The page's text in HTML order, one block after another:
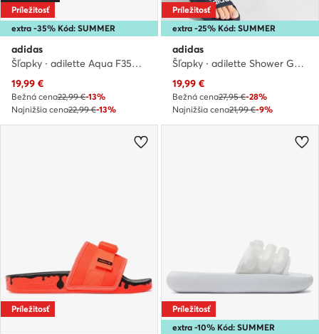
extra -35% Kód: SUMMER
Príležitosť
adidas
Šľapky · adilette Aqua F35550 · Čierna
Aktuálna cena
19,99 €
Bežná cena22,99 €-13%
Najnižšia cena22,99 €-13%
extra -25% Kód: SUMMER
Príležitosť
adidas
Šľapky · adilette Shower GZ3774 · Tmavomodrá
Aktuálna cena
19,99 €
Bežná cena27,95 €-28%
Najnižšia cena21,99 €-9%
Príležitosť
extra -10% Kód: SUMMER
Príležitosť